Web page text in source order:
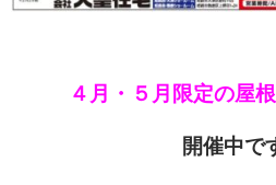
４月・５月限定の屋
開催中で